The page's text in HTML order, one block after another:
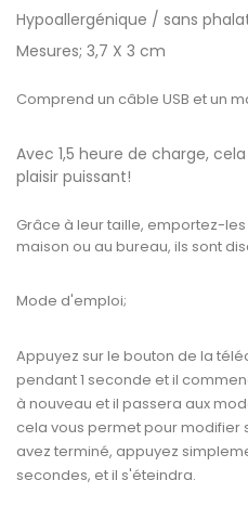
Hypoallergénique / sans
Mesures; 3,7 X 3 cm
Comprend un câble USB et un
Avec 1,5 heure de charge,
plaisir puissant!
Grâce à leur taille, emportez-
maison ou au bureau, ils sont
Mode d'emploi;
Appuyez sur le bouton de la
pendant 1 seconde et il
à nouveau et il passera aux
cela vous permet pour modifier
avez terminé, appuyez
secondes, et il s'éteindra.